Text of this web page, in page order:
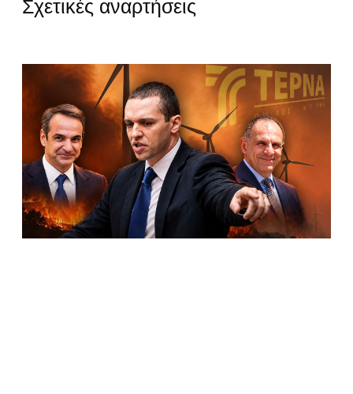
Σχετικές αναρτήσεις